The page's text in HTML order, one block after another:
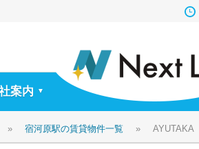
案内 ▼
宿河原駅の賃貸物件一覧 » AYUTAKA